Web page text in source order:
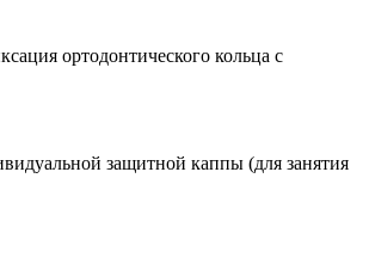
ортодонтического кольца с
защитной каппы (для занятия